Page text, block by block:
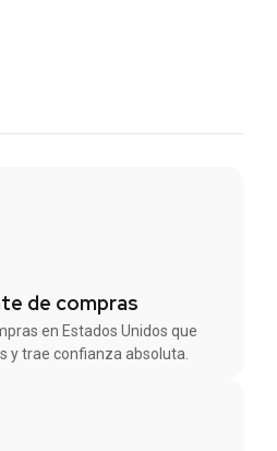
de compras
en Estados Unidos que
y trae confianza absoluta.